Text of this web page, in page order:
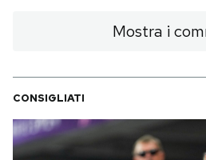
Mostra i
CONSIGLIATI